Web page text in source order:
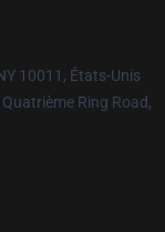
10011, États-Unis
Ring Road,